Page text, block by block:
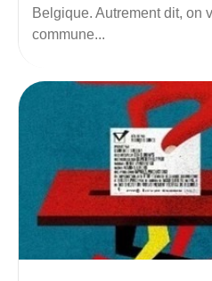
Belgique. Autrement dit, on
commune...